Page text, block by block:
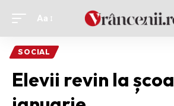
Ajustor
font
Aa
SOCIAL
Elevii revin la